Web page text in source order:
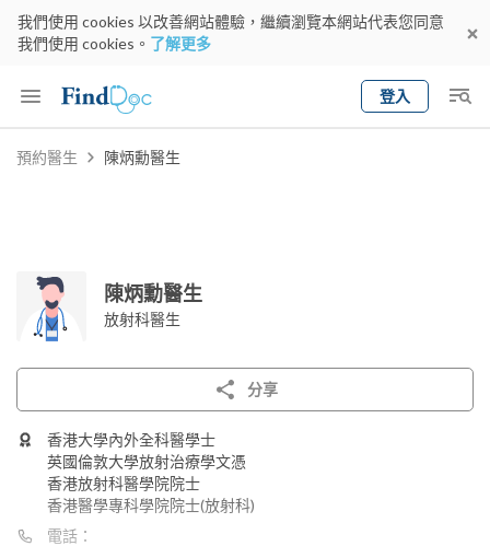
我們使用 cookies 以改善網站體驗，繼續瀏覽本網站代表您同意
我們使用 cookies。 了解更多
登入
Keyword
預約醫生 陳炳勳醫生
陳炳勳醫生
放射科醫生
分享
香港大學內外全科醫學士
英國倫敦大學放射治療學文憑
香港放射科醫學院院士
香港醫學專科學院院士(放射科)
電話：